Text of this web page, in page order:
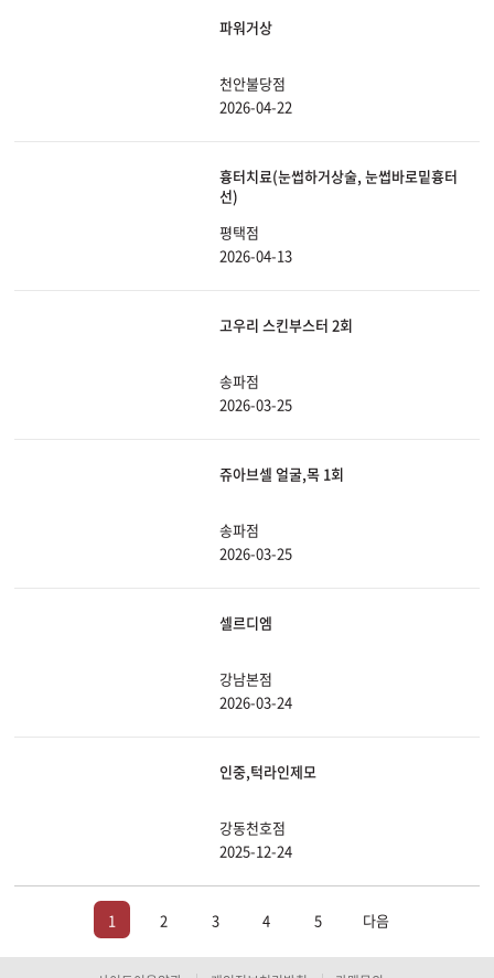
파워거상
천안불당점
2026-04-22
흉터치료(눈썹하거상술, 눈썹바로밑흉터
선)
평택점
2026-04-13
고우리 스킨부스터 2회
송파점
2026-03-25
쥬아브셀 얼굴,목 1회
송파점
2026-03-25
셀르디엠
강남본점
2026-03-24
인중,턱라인제모
강동천호점
2025-12-24
1 2 3 4 5 다음